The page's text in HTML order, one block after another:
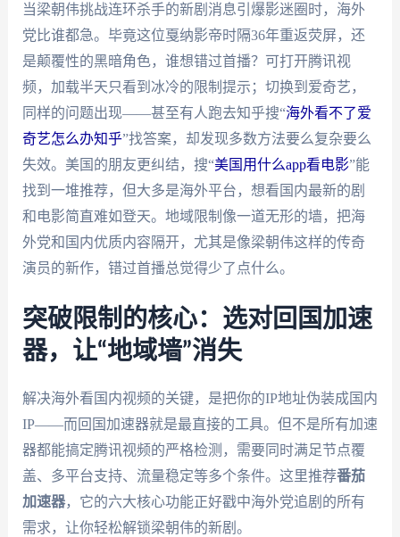
当梁朝伟挑战连环杀手的新剧消息引爆影迷圈时，海外
党比谁都急。毕竟这位戛纳影帝时隔36年重返荧屏，还
是颠覆性的黑暗角色，谁想错过首播？可打开腾讯视
频，加载半天只看到冰冷的限制提示；切换到爱奇艺，
同样的问题出现——甚至有人跑去知乎搜“海外看不了爱
奇艺怎么办知乎”找答案，却发现多数方法要么复杂要么
失效。美国的朋友更纠结，搜“美国用什么app看电影”能
找到一堆推荐，但大多是海外平台，想看国内最新的剧
和电影简直难如登天。地域限制像一道无形的墙，把海
外党和国内优质内容隔开，尤其是像梁朝伟这样的传奇
演员的新作，错过首播总觉得少了点什么。
突破限制的核心：选对回国加速
器，让“地域墙”消失
解决海外看国内视频的关键，是把你的IP地址伪装成国内
IP——而回国加速器就是最直接的工具。但不是所有加速
器都能搞定腾讯视频的严格检测，需要同时满足节点覆
盖、多平台支持、流量稳定等多个条件。这里推荐番茄
加速器，它的六大核心功能正好戳中海外党追剧的所有
需求，让你轻松解锁梁朝伟的新剧。